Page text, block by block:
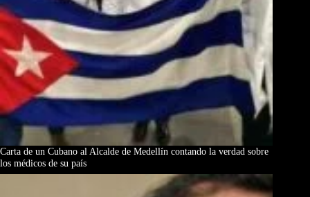
Carta de un Cubano al Alcalde de Medellín contando la verdad sobre
los médicos de su país